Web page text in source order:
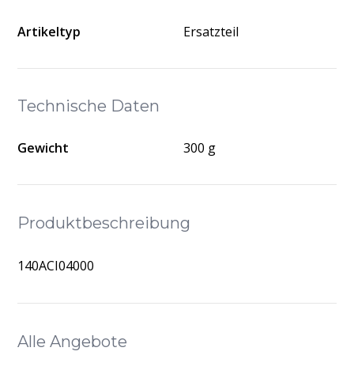
Technische Daten
Gewicht 300 g
Produktbeschreibung
140ACI04000
Artikeltyp Ersatzteil
Alle Angebote